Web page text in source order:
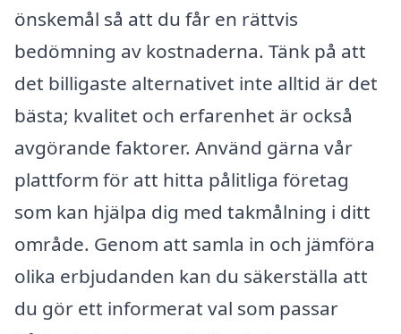
önskemål så att du får en rättvis
bedömning av kostnaderna. Tänk på att
det billigaste alternativet inte alltid är det
bästa; kvalitet och erfarenhet är också
avgörande faktorer. Använd gärna vår
plattform för att hitta pålitliga företag
som kan hjälpa dig med takmålning i ditt
område. Genom att samla in och jämföra
olika erbjudanden kan du säkerställa att
du gör ett informerat val som passar